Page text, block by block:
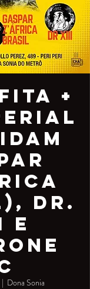
+
Dr.
e
|
Dona Sonia